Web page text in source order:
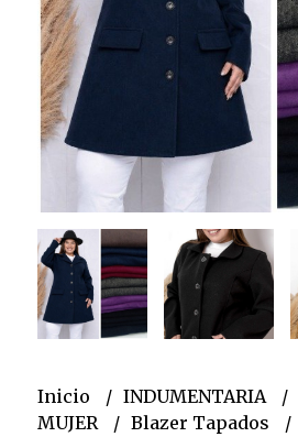
Inicio INDUMENTARIA
MUJER
Blazer Tapados